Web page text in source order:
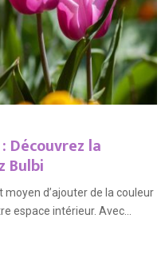
Découvrez la
Bulbi
d’ajouter de la couleur
espace intérieur. Avec...